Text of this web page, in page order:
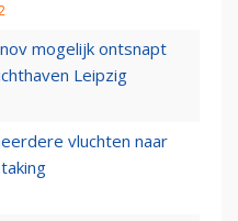
mogelijk ontsnapt
Leipzig
vluchten naar